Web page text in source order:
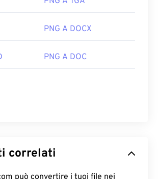
PNG A DOCX
PNG A DOC
correlati